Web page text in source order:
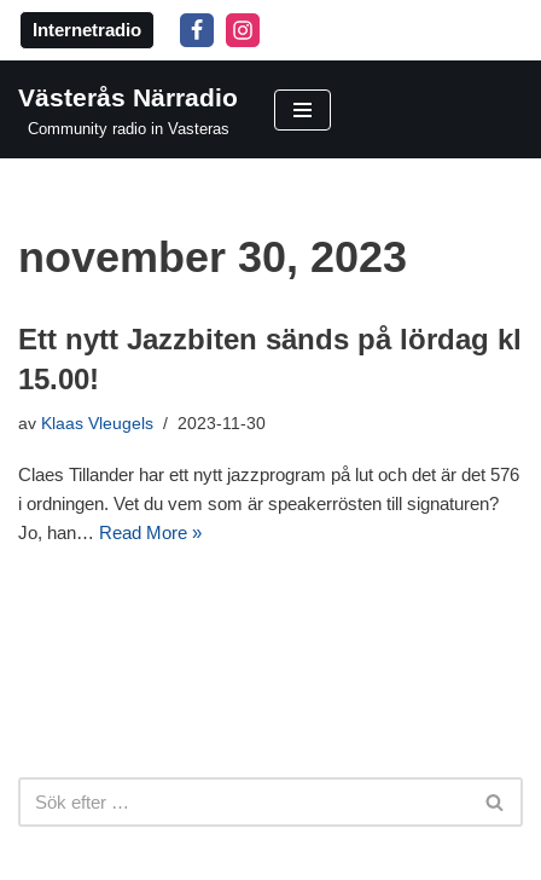
Hoppa
till
innehåll
Internetradio
Västerås Närradio
Community radio in Vasteras
november 30, 2023
Ett nytt Jazzbiten sänds på lördag kl
15.00!
av Klaas Vleugels 2023-11-30
Claes Tillander har ett nytt jazzprogram på lut och det är det 576
i ordningen. Vet du vem som är speakerrösten till signaturen?
Jo, han… Read More »